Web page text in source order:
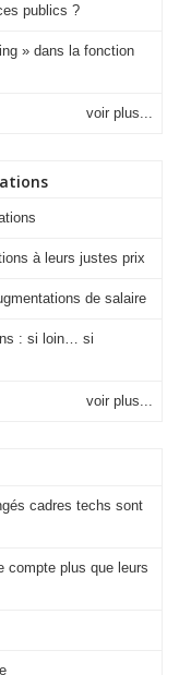
publics ?
» dans la fonction
voir plus...
à leurs justes prix
de salaire
: si loin… si
voir plus...
cadres techs sont
compte plus que leurs